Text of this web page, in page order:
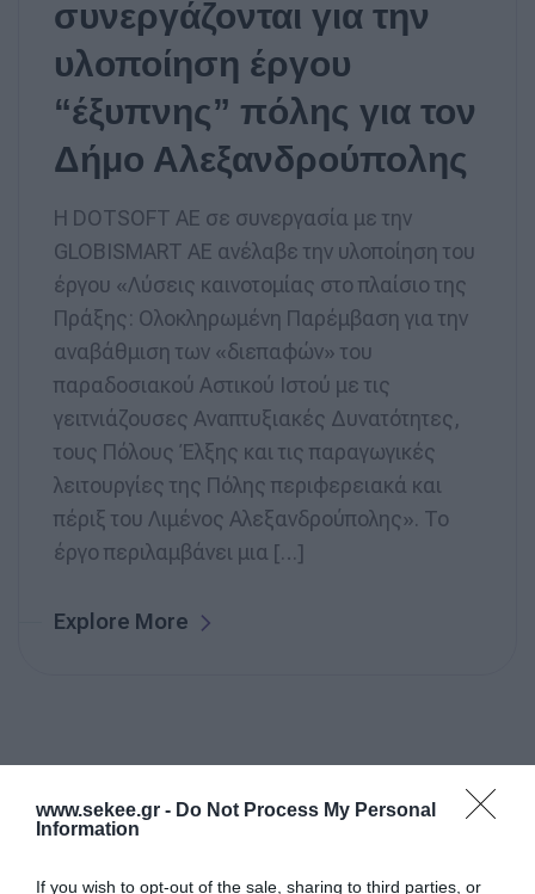
www.sekee.gr - Do Not Process My Personal
Information
If you wish to opt-out of the sale, sharing to third parties, or
συνεργάζονται για την
υλοποίηση έργου
“έξυπνης” πόλης για τον
Δήμο Αλεξανδρούπολης
Η DOTSOFT ΑΕ σε συνεργασία με την
GLOBISMART AE ανέλαβε την υλοποίηση του
έργου «Λύσεις καινοτομίας στο πλαίσιο της
Πράξης: Ολοκληρωμένη Παρέμβαση για την
αναβάθμιση των «διεπαφών» του
παραδοσιακού Αστικού Ιστού με τις
γειτνιάζουσες Αναπτυξιακές Δυνατότητες,
τους Πόλους Έλξης και τις παραγωγικές
λειτουργίες της Πόλης περιφερειακά και
πέριξ του Λιμένος Αλεξανδρούπολης». To
έργο περιλαμβάνει μια […]
Explore More